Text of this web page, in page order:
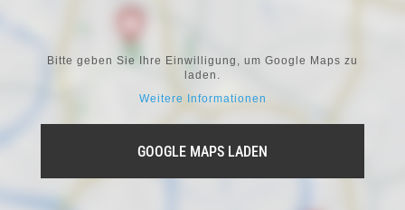
Bitte geben Sie Ihre Einwilligung, um Google Maps zu
laden.
Weitere Informationen
GOOGLE MAPS LADEN